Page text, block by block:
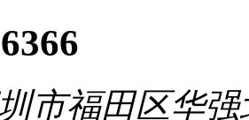
市福田区华